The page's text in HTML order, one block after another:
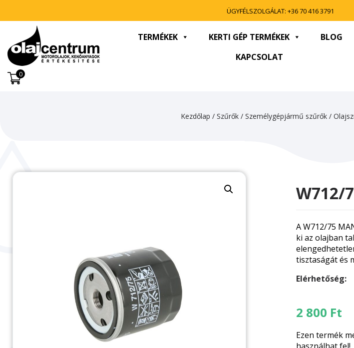
ÜGYFÉLSZOLGÁLAT: +36 70 416 3791
TERMÉKEK KERTI GÉP TERMÉKEK BLOG
KAPCSOLAT
0
Kezdőlap / Szűrők / Személygépjármű szűrők /
W712/
A W712/75
ki az olajban
tisztaságát és
Elérhetőség:
2 800 Ft
Ezen termék